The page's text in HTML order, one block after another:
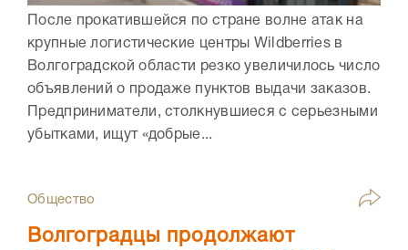
После прокатившейся по стране волне атак на
крупные логистические центры Wildberries в
Волгоградской области резко увеличилось число
объявлений о продаже пунктов выдачи заказов.
Предприниматели, столкнувшиеся с серьезными
убытками, ищут «добрые...
Общество
Волгоградцы продолжают